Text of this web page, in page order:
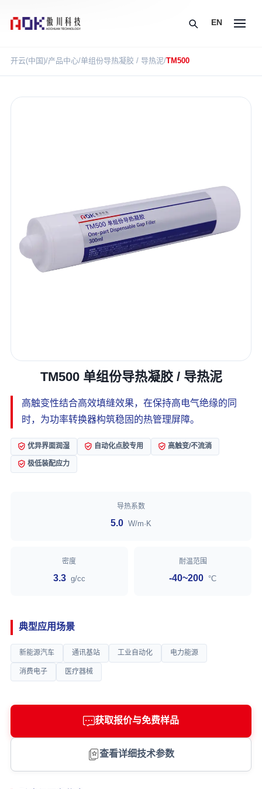
EN
开云(中国)/产品中心/单组份导热凝胶 / 导热泥/TM500
TM500 单组份导热凝胶 / 导热泥
高触变性结合高效填缝效果，在保持高电气绝缘的同
时，为功率转换器构筑稳固的热管理屏障。
优异界面润湿 自动化点胶专用 高触变/不流淌
极低装配应力
导热系数
5.0 W/m·K
密度
3.3 g/cc
耐温范围
-40~200 °C
典型应用场景
新能源汽车 通讯基站 工业自动化 电力能源
消费电子 医疗器械
获取报价与免费样品
查看详细技术参数